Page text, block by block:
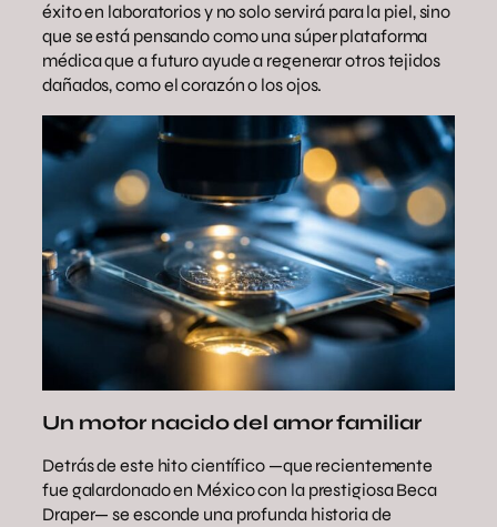
éxito en laboratorios y no solo servirá para la piel, sino
que se está pensando como una súper plataforma
médica que a futuro ayude a regenerar otros tejidos
dañados, como el corazón o los ojos.
Un motor nacido del amor familiar
Detrás de este hito científico —que recientemente
fue galardonado en México con la prestigiosa Beca
Draper— se esconde una profunda historia de